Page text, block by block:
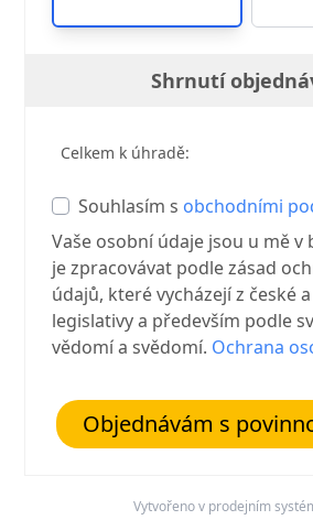
Shrnutí
Celkem k úhradě:
Souhlasím s obchodními
Vaše osobní údaje jsou u mě v
je zpracovávat podle zásad
údajů, které vycházejí z české
legislativy a především podle
vědomí a svědomí. Ochrana
Objednávám s
Vytvořeno v prodejním